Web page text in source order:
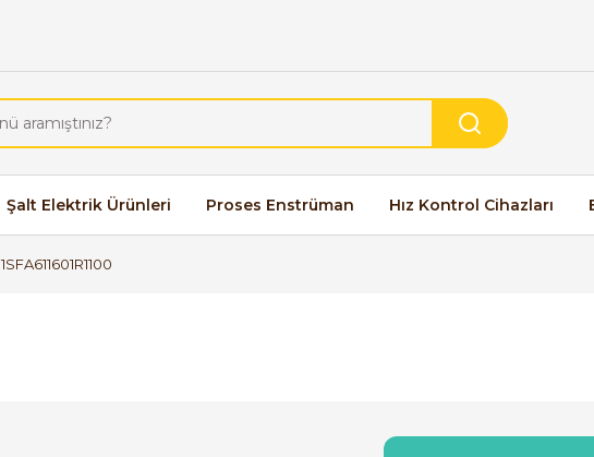
Şalt Elektrik Ürünleri Proses Enstrüman Hız Kontrol Cihazları